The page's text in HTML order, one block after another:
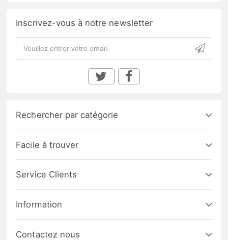
Inscrivez-vous à notre newsletter
Rechercher par catégorie
Facile à trouver
Service Clients
Information
Contactez nous